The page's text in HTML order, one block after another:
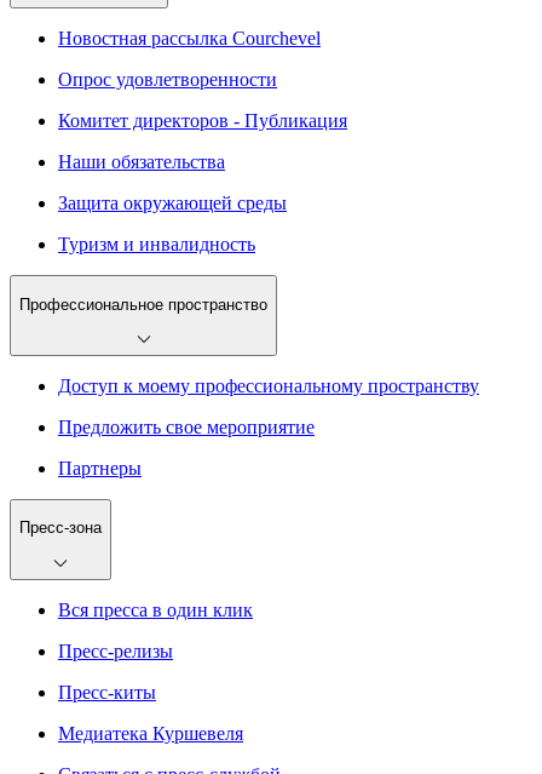
Новостная рассылка Courchevel
Опрос удовлетворенности
Комитет директоров - Публикация
Наши обязательства
Защита окружающей среды
Туризм и инвалидность
Профессиональное пространство
Доступ к моему профессиональному пространству
Предложить свое мероприятие
Партнеры
Пресс-зона
Вся пресса в один клик
Пресс-релизы
Пресс-киты
Медиатека Куршевеля